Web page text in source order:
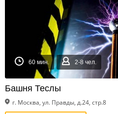
60 мин. 2-8 чел.
Башня Теслы
г. Москва, ул. Правды, д.24, стр.8